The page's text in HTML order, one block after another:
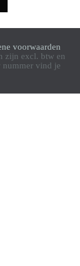
voorwaarden
zijn excl. btw en
nummer vind je